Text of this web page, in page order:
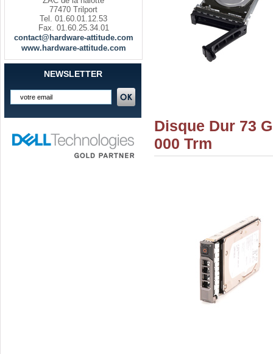
77470 Trilport
Tel. 01.60.01.12.53
Fax. 01.60.25.34.01
contact@hardware-attitude.com
www.hardware-attitude.com
NEWSLETTER
Disque Dur 73
000 Trm